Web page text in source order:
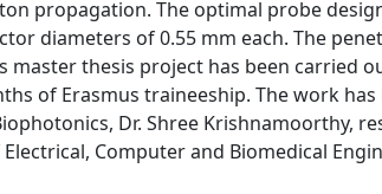
propagation. The optimal probe
diameters of 0.55 mm each. The
thesis project has been carried
of Erasmus traineeship. The work
Dr. Shree Krishnamoorthy,
Computer and Biomedical